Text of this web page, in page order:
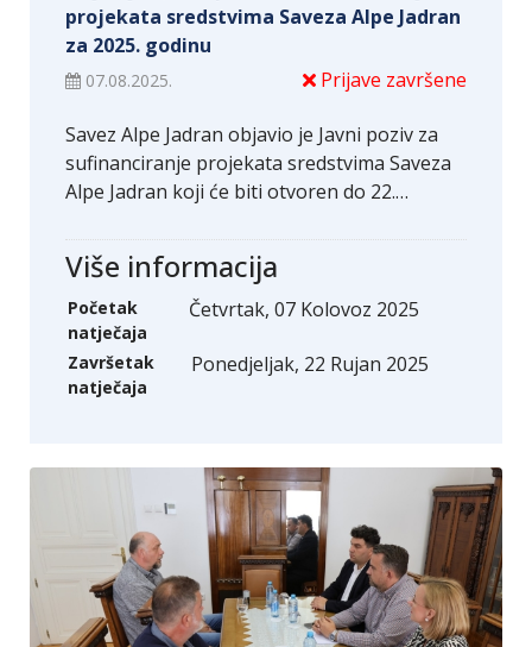
projekata sredstvima Saveza Alpe Jadran
za 2025. godinu
07.08.2025. Prijave završene
Savez Alpe Jadran objavio je Javni poziv za
sufinanciranje projekata sredstvima Saveza
Alpe Jadran koji će biti otvoren do 22.…
Više informacija
Početak
natječaja
Četvrtak, 07 Kolovoz 2025
Završetak
natječaja
Ponedjeljak, 22 Rujan 2025